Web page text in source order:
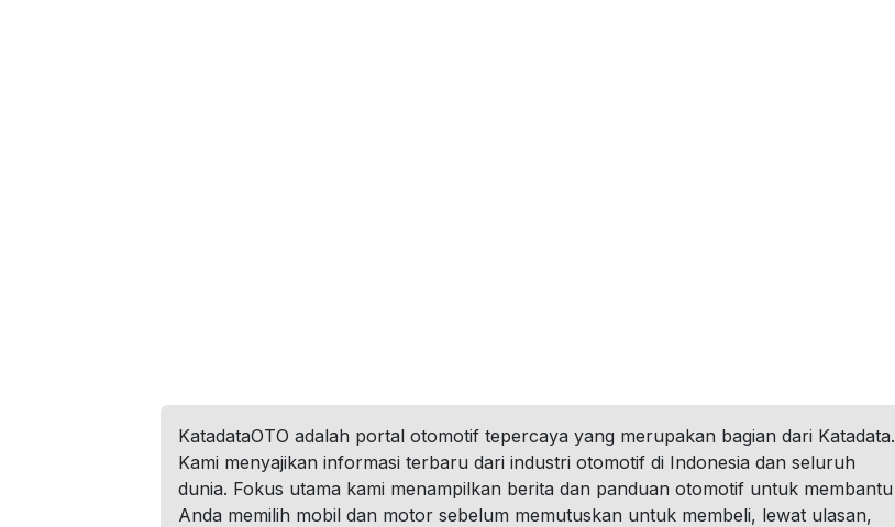
KatadataOTO adalah portal otomotif tepercaya yang merupakan bagian dari Katadata.
Kami menyajikan informasi terbaru dari industri otomotif di Indonesia dan seluruh
dunia. Fokus utama kami menampilkan berita dan panduan otomotif untuk membantu
Anda memilih mobil dan motor sebelum memutuskan untuk membeli, lewat ulasan,